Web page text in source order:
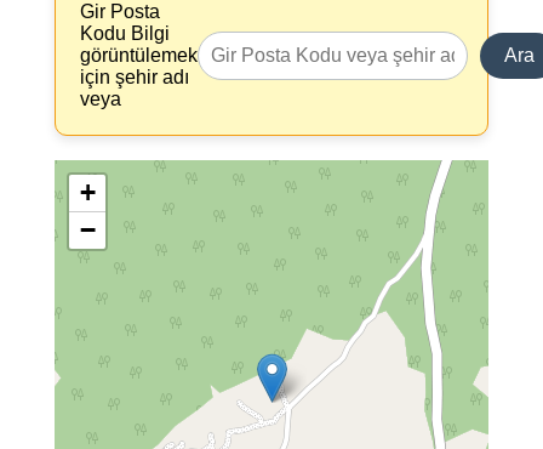
Gir Posta
Kodu Bilgi
görüntülemek
için şehir adı
veya
Ara
+
−